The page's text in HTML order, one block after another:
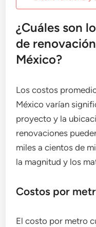
¿Cuáles son
de
México?
Los costos
México varían
proyecto y la
renovaciones
miles a cientos de
la magnitud y los
Costos por
El costo por metro